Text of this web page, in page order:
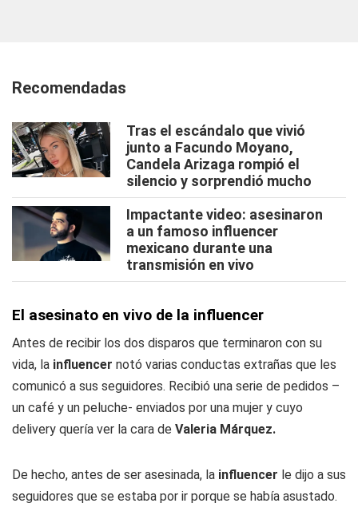
Recomendadas
Tras el escándalo que vivió
junto a Facundo Moyano,
Candela Arizaga rompió el
silencio y sorprendió mucho
Impactante video: asesinaron
a un famoso influencer
mexicano durante una
transmisión en vivo
El asesinato en vivo de la influencer
Antes de recibir los dos disparos que terminaron con su
vida, la influencer notó varias conductas extrañas que les
comunicó a sus seguidores. Recibió una serie de pedidos –
un café y un peluche- enviados por una mujer y cuyo
delivery quería ver la cara de Valeria Márquez.
De hecho, antes de ser asesinada, la influencer le dijo a sus
seguidores que se estaba por ir porque se había asustado.